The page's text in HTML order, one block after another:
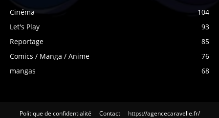
Cinéma
104
Let's Play
93
Reportage
85
Comics / Manga / Anime
76
mangas
68
Politique de confidentialité Contact https://agencecaravelle.fr/